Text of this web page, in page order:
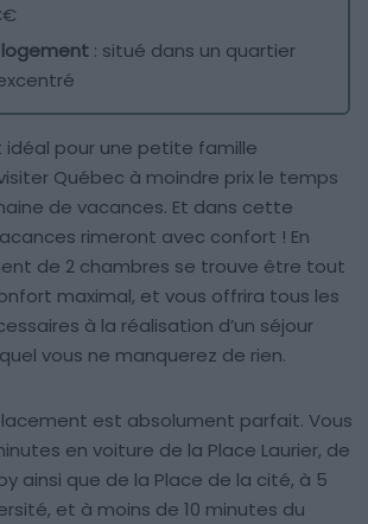
logement : situé dans un quartier
idéal pour une petite famille
Québec à moindre prix le temps
de vacances. Et dans cette
rimeront avec confort ! En
de 2 chambres se trouve être tout
maximal, et vous offrira tous les
à la réalisation d’un séjour
vous ne manquerez de rien.
est absolument parfait. Vous
en voiture de la Place Laurier, de
ainsi que de la Place de la cité, à 5
et à moins de 10 minutes du